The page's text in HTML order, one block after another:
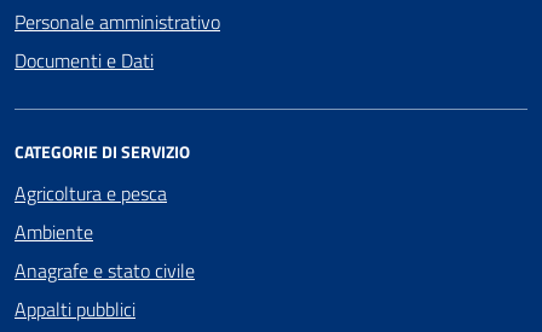
Personale amministrativo
Documenti e Dati
CATEGORIE DI SERVIZIO
Agricoltura e pesca
Ambiente
Anagrafe e stato civile
Appalti pubblici